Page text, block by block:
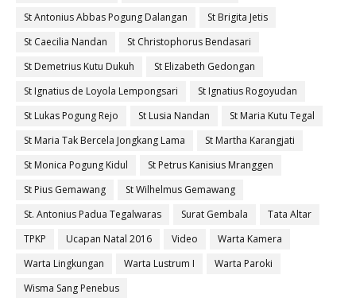
St Antonius Abbas Pogung Dalangan
St Brigita Jetis
St Caecilia Nandan
St Christophorus Bendasari
St Demetrius Kutu Dukuh
St Elizabeth Gedongan
St Ignatius de Loyola Lempongsari
St Ignatius Rogoyudan
St Lukas Pogung Rejo
St Lusia Nandan
St Maria Kutu Tegal
St Maria Tak Bercela Jongkang Lama
St Martha Karangjati
St Monica Pogung Kidul
St Petrus Kanisius Mranggen
St Pius Gemawang
St Wilhelmus Gemawang
St. Antonius Padua Tegalwaras
Surat Gembala
Tata Altar
TPKP
Ucapan Natal 2016 Video
Warta Kamera
Warta Lingkungan
Warta Lustrum I
Warta Paroki
Wisma Sang Penebus